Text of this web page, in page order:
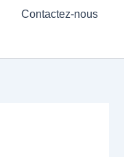
Contactez-nous